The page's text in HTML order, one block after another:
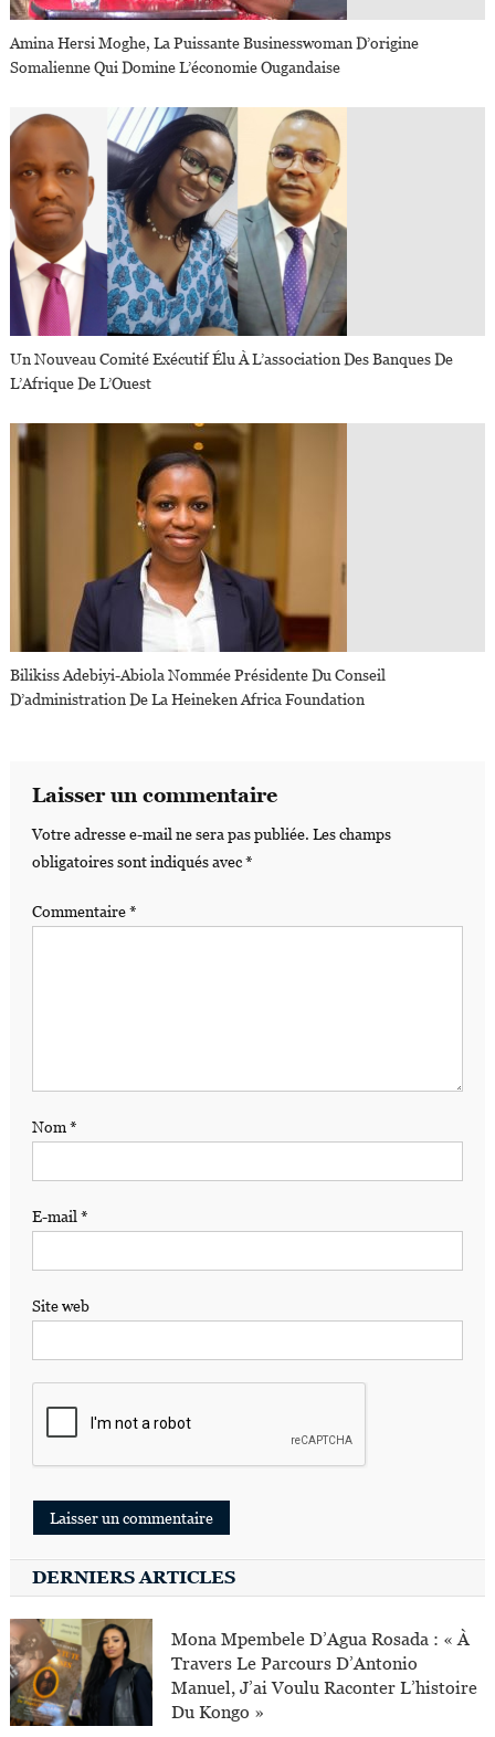
Amina Hersi Moghe, La Puissante Businesswoman D’origine
Somalienne Qui Domine L’économie Ougandaise
Un Nouveau Comité Exécutif Élu À L’association Des Banques De
L’Afrique De L’Ouest
Bilikiss Adebiyi-Abiola Nommée Présidente Du Conseil
D’administration De La Heineken Africa Foundation
Laisser un commentaire
Votre adresse e-mail ne sera pas publiée. Les champs
obligatoires sont indiqués avec*
Commentaire*
Nom*
E-mail*
Site web
DERNIERS ARTICLES
Mona Mpembele D’Agua Rosada : « À
Travers Le Parcours D’Antonio
Manuel, J’ai Voulu Raconter L’histoire
Du Kongo »